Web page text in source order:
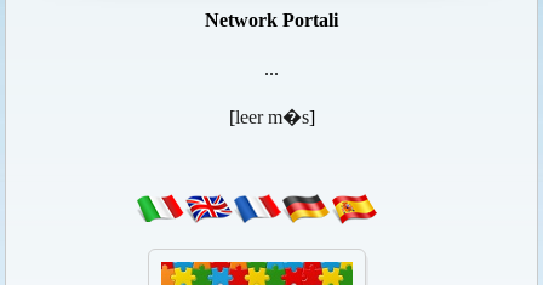
Network Portali
...
[leer m�s]